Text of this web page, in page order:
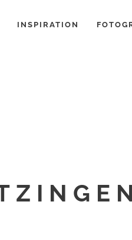
INSPIRATION